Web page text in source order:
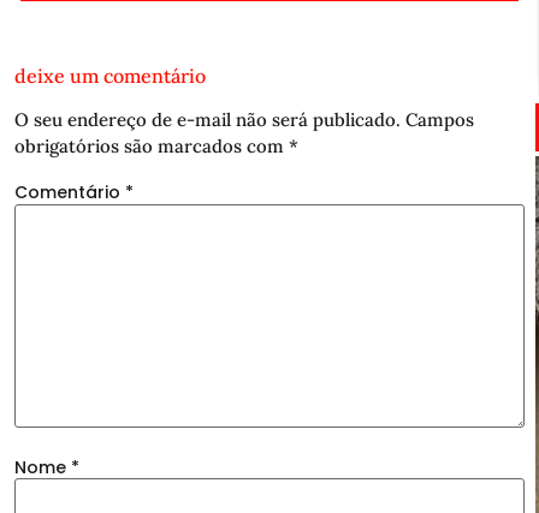
deixe um comentário
O seu endereço de e-mail não será publicado. Campos
obrigatórios são marcados com *
Comentário *
Nome *